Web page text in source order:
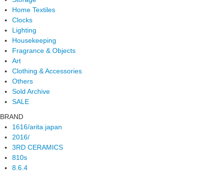
Home Textiles
Clocks
Lighting
Housekeeping
Fragrance & Objects
Art
Clothing & Accessories
Others
Sold Archive
SALE
BRAND
1616/arita japan
2016/
3RD CERAMICS
810s
8.6.4